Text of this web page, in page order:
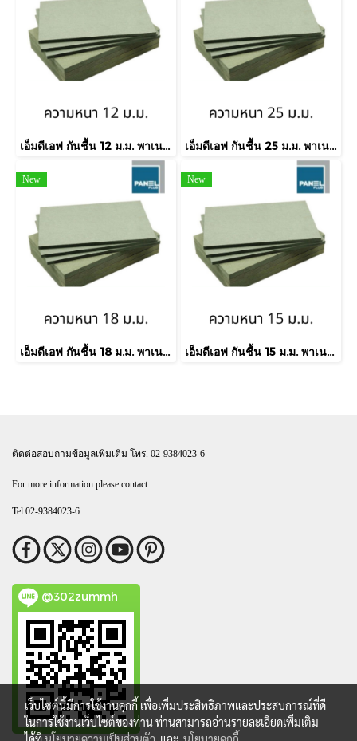
เอ็มดีเอฟ กันชื้น 12 ม.ม. พาเนลพลัส / MDF-HMR E1 เอ็มดีเอฟ กันชื้น 25 ม.ม. พาเนลพลัส / MDF-HMR E1
New
เอ็มดีเอฟ กันชื้น 18 ม.ม. พาเนลพลัส / MDF-HMR E2
New
เอ็มดีเอฟ กันชื้น 15 ม.ม. พาเนลพลัส / MDF-HMR E2
ติดต่อสอบถามข้อมูลเพิ่มเติม โทร. 02-9384023-6
For more information please contact
Tel.02-9384023-6
@302zummh
เว็บไซต์นี้มีการใช้งานคุกกี้ เพื่อเพิ่มประสิทธิภาพและประสบการณ์ที่ดี
ในการใช้งานเว็บไซต์ของท่าน ท่านสามารถอ่านรายละเอียดเพิ่มเติม